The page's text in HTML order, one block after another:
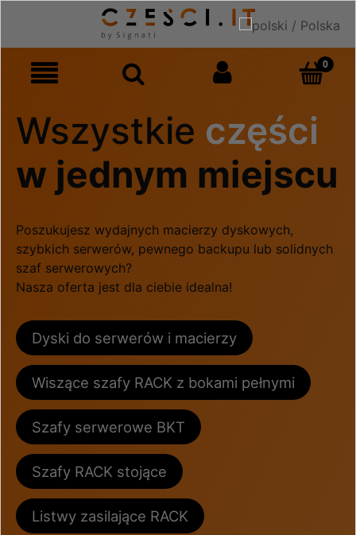
Wszystkie części
w jednym miejscu
Poszukujesz wydajnych macierzy dyskowych,
szybkich serwerów, pewnego backupu lub solidnych
szaf serwerowych?
Nasza oferta jest dla ciebie idealna!
Dyski do serwerów i macierzy
Wiszące szafy RACK z bokami pełnymi
Szafy serwerowe BKT
Szafy RACK stojące
Listwy zasilające RACK